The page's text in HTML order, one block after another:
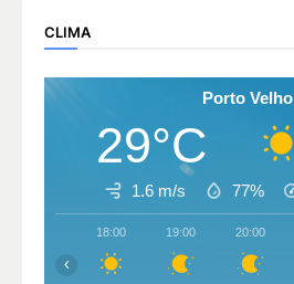
CLIMA
Porto Velho
29°C
1.6 m/s 77%
18:00 19:00 20:00
‹